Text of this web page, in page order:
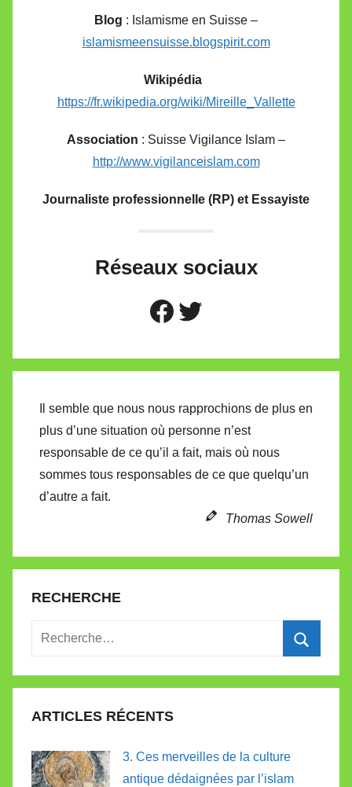
Blog : Islamisme en Suisse –
islamismeensuisse.blogspirit.com
Wikipédia
https://fr.wikipedia.org/wiki/Mireille_Vallette
Association : Suisse Vigilance Islam –
http://www.vigilanceislam.com
Journaliste professionnelle (RP) et Essayiste
Réseaux sociaux
Lien vers mon profil Facebook
Lien vers mon profil X
Il semble que nous nous rapprochions de plus en
plus d’une situation où personne n’est
responsable de ce qu’il a fait, mais où nous
sommes tous responsables de ce que quelqu’un
d’autre a fait.
Thomas Sowell
RECHERCHE
Recherche
:
ARTICLES RÉCENTS
3. Ces merveilles de la culture
antique dédaignées par l’islam